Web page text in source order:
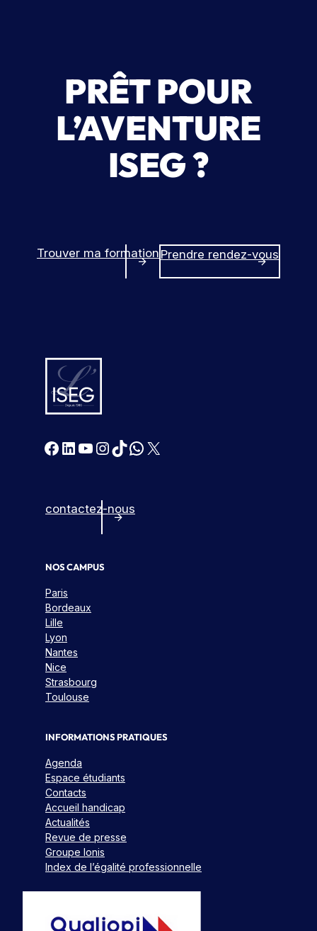
PRÊT POUR
L’AVENTURE
ISEG ?
Trouver ma formation Prendre rendez-vous
Facebook LinkedIn YouTube InstagramTikTok WhatsApp X
contactez-nous
NOS CAMPUS
Paris
Bordeaux
Lille
Lyon
Nantes
Nice
Strasbourg
Toulouse
INFORMATIONS PRATIQUES
Agenda
Espace étudiants
Contacts
Accueil handicap
Actualités
Revue de presse
Groupe Ionis
Index de l’égalité professionnelle